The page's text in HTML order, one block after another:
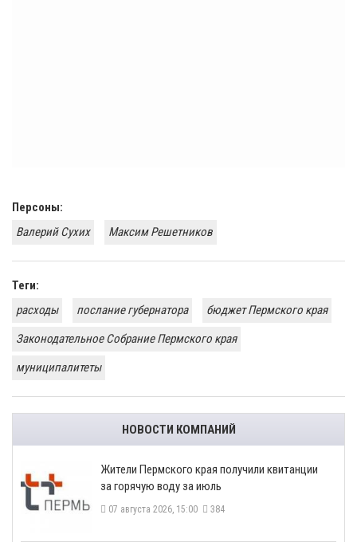
Персоны:
Валерий Сухих
Максим Решетников
Теги:
расходы
послание губернатора
бюджет Пермского края
Законодательное Собрание Пермского края
муниципалитеты
НОВОСТИ КОМПАНИЙ
​Жители Пермского края получили квитанции
за горячую воду за июль
07 августа 2026, 15:00 384